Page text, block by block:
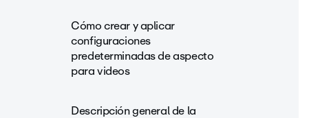
Cómo crear y aplicar
configuraciones
predeterminadas de aspecto
para videos
Descripción general de la